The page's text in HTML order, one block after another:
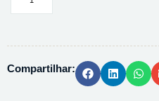
FNU
Compartilhar: